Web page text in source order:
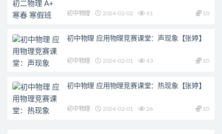
初中物理 2024-02-02 41 10
初中物理 应用物理竞赛课堂：声现象【张婷】
初中物理 2024-02-01 43 10
初中物理 应用物理竞赛课堂：热现象【张婷】
初中物理 2024-02-01 26 10